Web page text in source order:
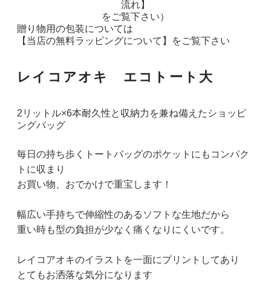
流れ】
をご覧下さい）
贈り物用の包装については
【当店の無料ラッピングについて】
をご覧下さい
レイコアオキ エコトート大
2リットル×6本耐久性と収納力を兼ね備えたショッピ
ングバッグ
毎日の持ち歩くトートバッグのポケットにもコンパク
トに収まり
お買い物、おでかけで重宝します！
幅広い手持ちで伸縮性のあるソフトな生地だから
重い時も型の負担が少なく痛くなりにくいです。
レイコアオキのイラストを一面にプリントしてあり
とてもお洒落な気分になります